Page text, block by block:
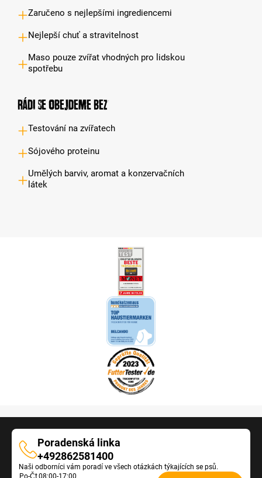
Zaručeno s nejlepšími ingrediencemi
Nejlepší chuť a stravitelnost
Maso pouze zvířat vhodných pro lidskou
spotřebu
Rádi se obejdeme bez
Testování na zvířatech
Sójového proteinu
Umělých barviv, aromat a konzervačních
látek
Poradenská linka
Poradenská
linka
+492862581400
Naši odborníci vám poradí ve všech otázkách týkajících se psů.